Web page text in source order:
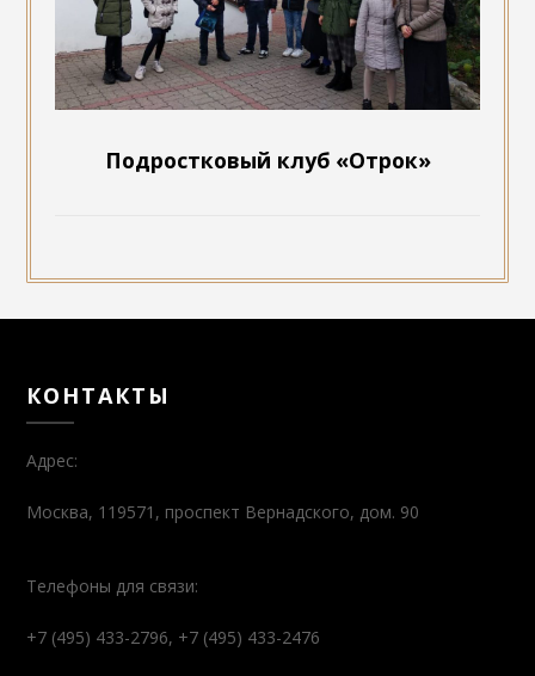
Подростковый клуб «Отрок»
КОНТАКТЫ
Адрес:
Москва, 119571, проспект Вернадского, дом. 90
Телефоны для связи:
+7 (495) 433-2796, +7 (495) 433-2476